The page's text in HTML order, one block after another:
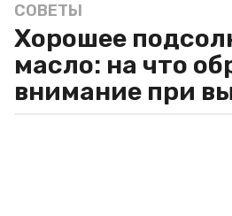
5
л
т
a
СОВЕТЫ
Хорошее
масло: на что
внимание при